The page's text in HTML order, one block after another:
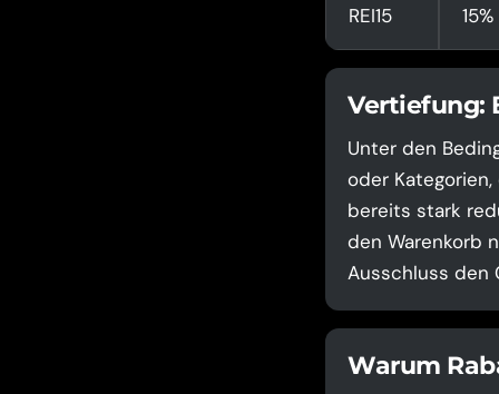
REI15
Vertiefung:
Unter den
oder
bereits stark
den Warenkorb
Ausschluss den
Warum